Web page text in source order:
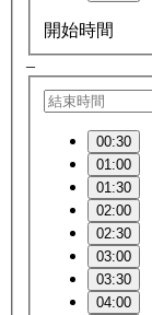
開始時間
–
00:30
01:00
01:30
02:00
02:30
03:00
03:30
04:00